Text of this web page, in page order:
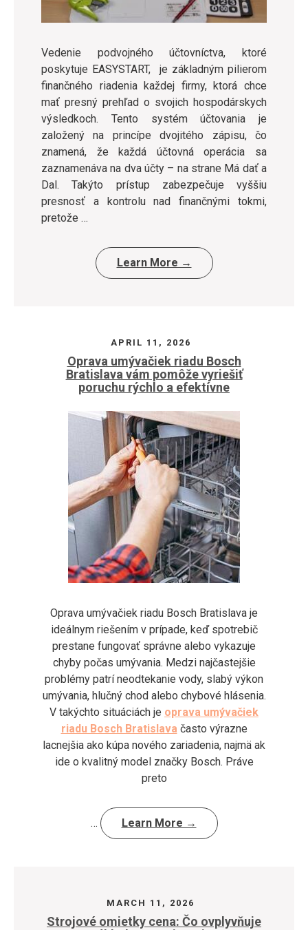
Vedenie podvojného účtovníctva, ktoré
poskytuje EASYSTART, je základným pilierom
finančného riadenia každej firmy, ktorá chce
mať presný prehľad o svojich hospodárskych
výsledkoch. Tento systém účtovania je
založený na princípe dvojitého zápisu, čo
znamená, že každá účtovná operácia sa
zaznamenáva na dva účty – na strane Má dať a
Dal. Takýto prístup zabezpečuje vyššiu
presnosť a kontrolu nad finančnými tokmi,
pretože …
Learn More →
APRIL 11, 2026
Oprava umývačiek riadu Bosch
Bratislava vám pomôže vyriešiť
poruchu rýchlo a efektívne
Oprava umývačiek riadu Bosch Bratislava je
ideálnym riešením v prípade, keď spotrebič
prestane fungovať správne alebo vykazuje
chyby počas umývania. Medzi najčastejšie
problémy patrí neodtekanie vody, slabý výkon
umývania, hlučný chod alebo chybové hlásenia.
V takýchto situáciách je oprava umývačiek
riadu Bosch Bratislava často výrazne
lacnejšia ako kúpa nového zariadenia, najmä ak
ide o kvalitný model značky Bosch. Práve
preto
… Learn More →
MARCH 11, 2026
Strojové omietky cena: Čo ovplyvňuje